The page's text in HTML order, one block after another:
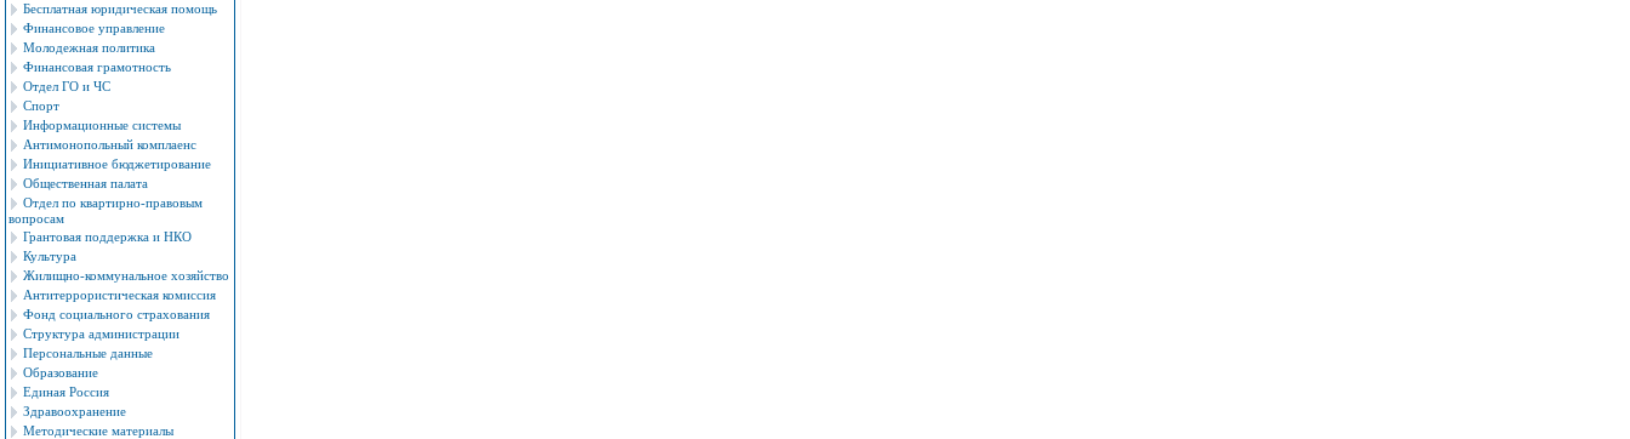
Бесплатная юридическая помощь
Финансовое управление
Молодежная политика
Финансовая грамотность
Отдел ГО и ЧС
Спорт
Информационные системы
Антимонопольный комплаенс
Инициативное бюджетирование
Общественная палата
Отдел по квартирно-правовым
вопросам
Грантовая поддержка и НКО
Культура
Жилищно-коммунальное хозяйство
Антитеррористическая комиссия
Фонд социального страхования
Структура администрации
Персональные данные
Образование
Единая Россия
Здравоохранение
Методические материалы